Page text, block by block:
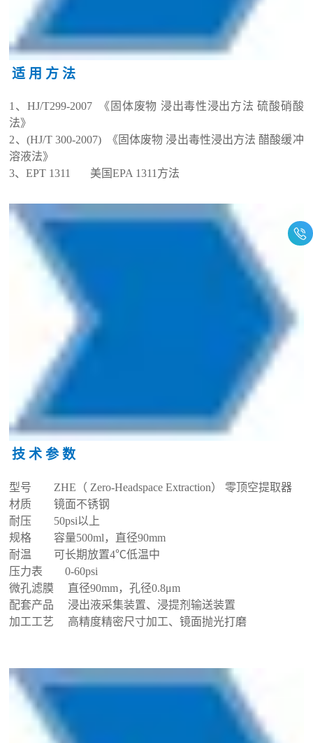
适 用 方 法
1 、 HJ/T299-2007 《固体废物 浸出毒性浸出方法 硫酸硝酸
法》
2、 (HJ/T 300-2007) 《固体废物 浸出毒性浸出方法 醋酸缓冲
溶液法》
3、EPT 1311 美国EPA 1311 方法
技 术 参 数
型号 ZHE （ Zero-Headspace Extraction）
零顶空提取器
材质
镜面不锈钢
耐压
50psi以上
规格
容量500ml ，直径90mm
耐温
可长期放置4℃低温中
压力表
0-60psi
微孔滤膜
直径90mm，孔径0.8μm
配套产品
浸出液采集装置、浸提剂输送装置
加工工艺
高精度精密尺寸加工、镜面抛光打磨